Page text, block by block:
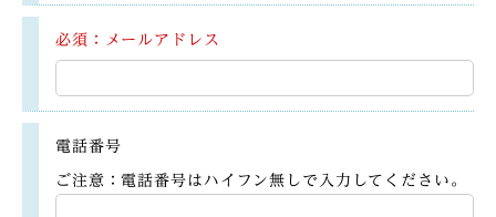
必須：メールアドレス
電話番号
ご注意：電話番号はハイフン無しで入力してください。